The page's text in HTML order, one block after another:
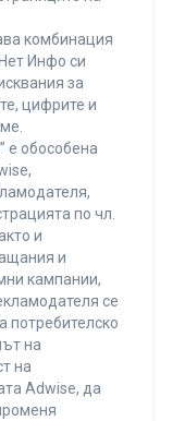
комбинация
Инфо си
за
цифрите и
” е обособена
по чл.
и
и
кампании,
се
потребителско
на
на
Adwise, да